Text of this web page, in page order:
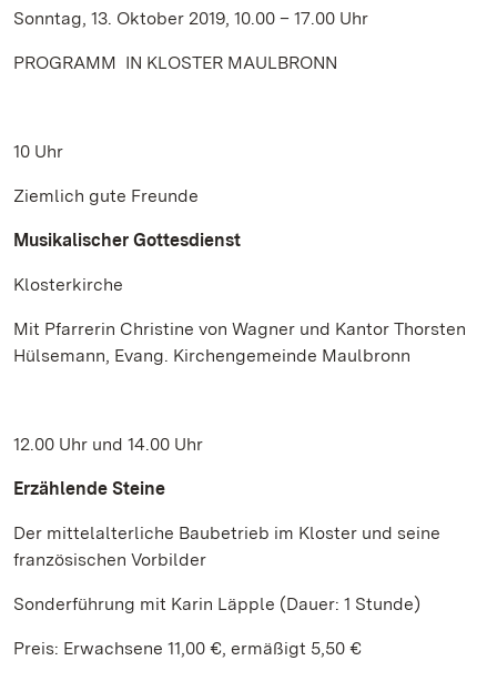
Sonntag, 13. Oktober 2019, 10.00 – 17.00 Uhr
PROGRAMM IN KLOSTER MAULBRONN
10 Uhr
Ziemlich gute Freunde
Musikalischer Gottesdienst
Klosterkirche
Mit Pfarrerin Christine von Wagner und Kantor Thorsten
Hülsemann, Evang. Kirchengemeinde Maulbronn
12.00 Uhr und 14.00 Uhr
Erzählende Steine
Der mittelalterliche Baubetrieb im Kloster und seine
französischen Vorbilder
Sonderführung mit Karin Läpple (Dauer: 1 Stunde)
Preis: Erwachsene 11,00 €, ermäßigt 5,50 €